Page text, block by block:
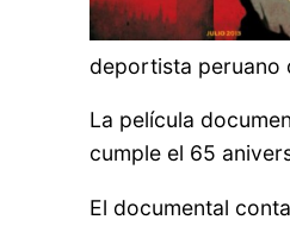
deportista peruano
La película
cumple el 65
El documental